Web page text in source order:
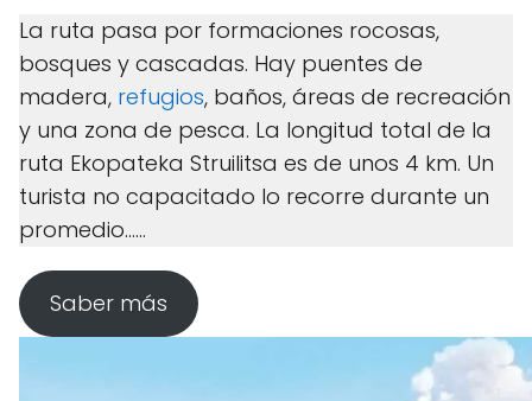
La ruta pasa por formaciones rocosas,
bosques y cascadas. Hay puentes de
madera, refugios, baños, áreas de recreación
y una zona de pesca. La longitud total de la
ruta Ekopateka Struilitsa es de unos 4 km. Un
turista no capacitado lo recorre durante un
promedio......
Saber más